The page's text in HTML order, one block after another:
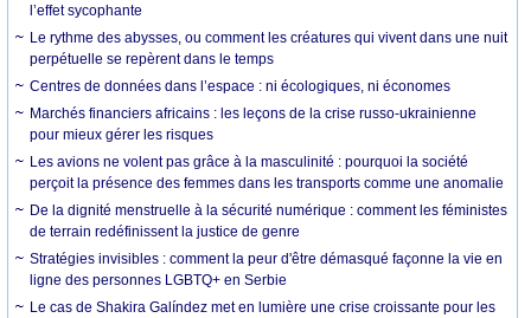
l’effet sycophante
Le rythme des abysses, ou comment les créatures qui vivent dans une nuit
perpétuelle se repèrent dans le temps
Centres de données dans l’espace : ni écologiques, ni économes
Marchés financiers africains : les leçons de la crise russo-ukrainienne
pour mieux gérer les risques
Les avions ne volent pas grâce à la masculinité : pourquoi la société
perçoit la présence des femmes dans les transports comme une anomalie
De la dignité menstruelle à la sécurité numérique : comment les féministes
de terrain redéfinissent la justice de genre
Stratégies invisibles : comment la peur d'être démasqué façonne la vie en
ligne des personnes LGBTQ+ en Serbie
Le cas de Shakira Galíndez met en lumière une crise croissante pour les